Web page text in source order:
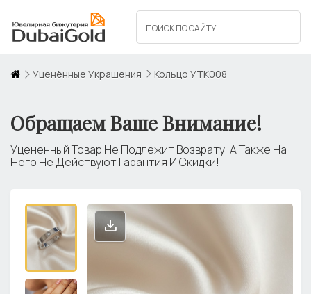
Уценённые Украшения Кольцо УТК008
Обращаем Ваше Внимание!
Уцененный Товар Не Подлежит Возврату, А Также На
Него Не Действуют Гарантия И Скидки!